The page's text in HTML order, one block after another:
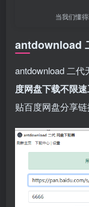
当我们懂
antdownload
antdownload 二
度网盘下载不限
贴百度网盘分享